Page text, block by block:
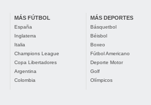
MÁS FÚTBOL
España
Inglaterra
Italia
Champions League
Copa Libertadores
Argentina
Colombia
MÁS DEPORTES
Básquetbol
Béisbol
Boxeo
Fútbol Americano
Deporte Motor
Golf
Olímpicos